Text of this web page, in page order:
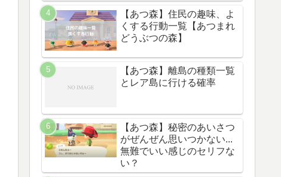
【あつ森】住民の趣味、よ
くする行動一覧【あつまれ
どうぶつの森】
【あつ森】離島の種類一覧
とレア島に行ける確率
【あつ森】秘密のあいさつ
がぜんぜん思いつかない...
無難でいい感じのセリフな
い？